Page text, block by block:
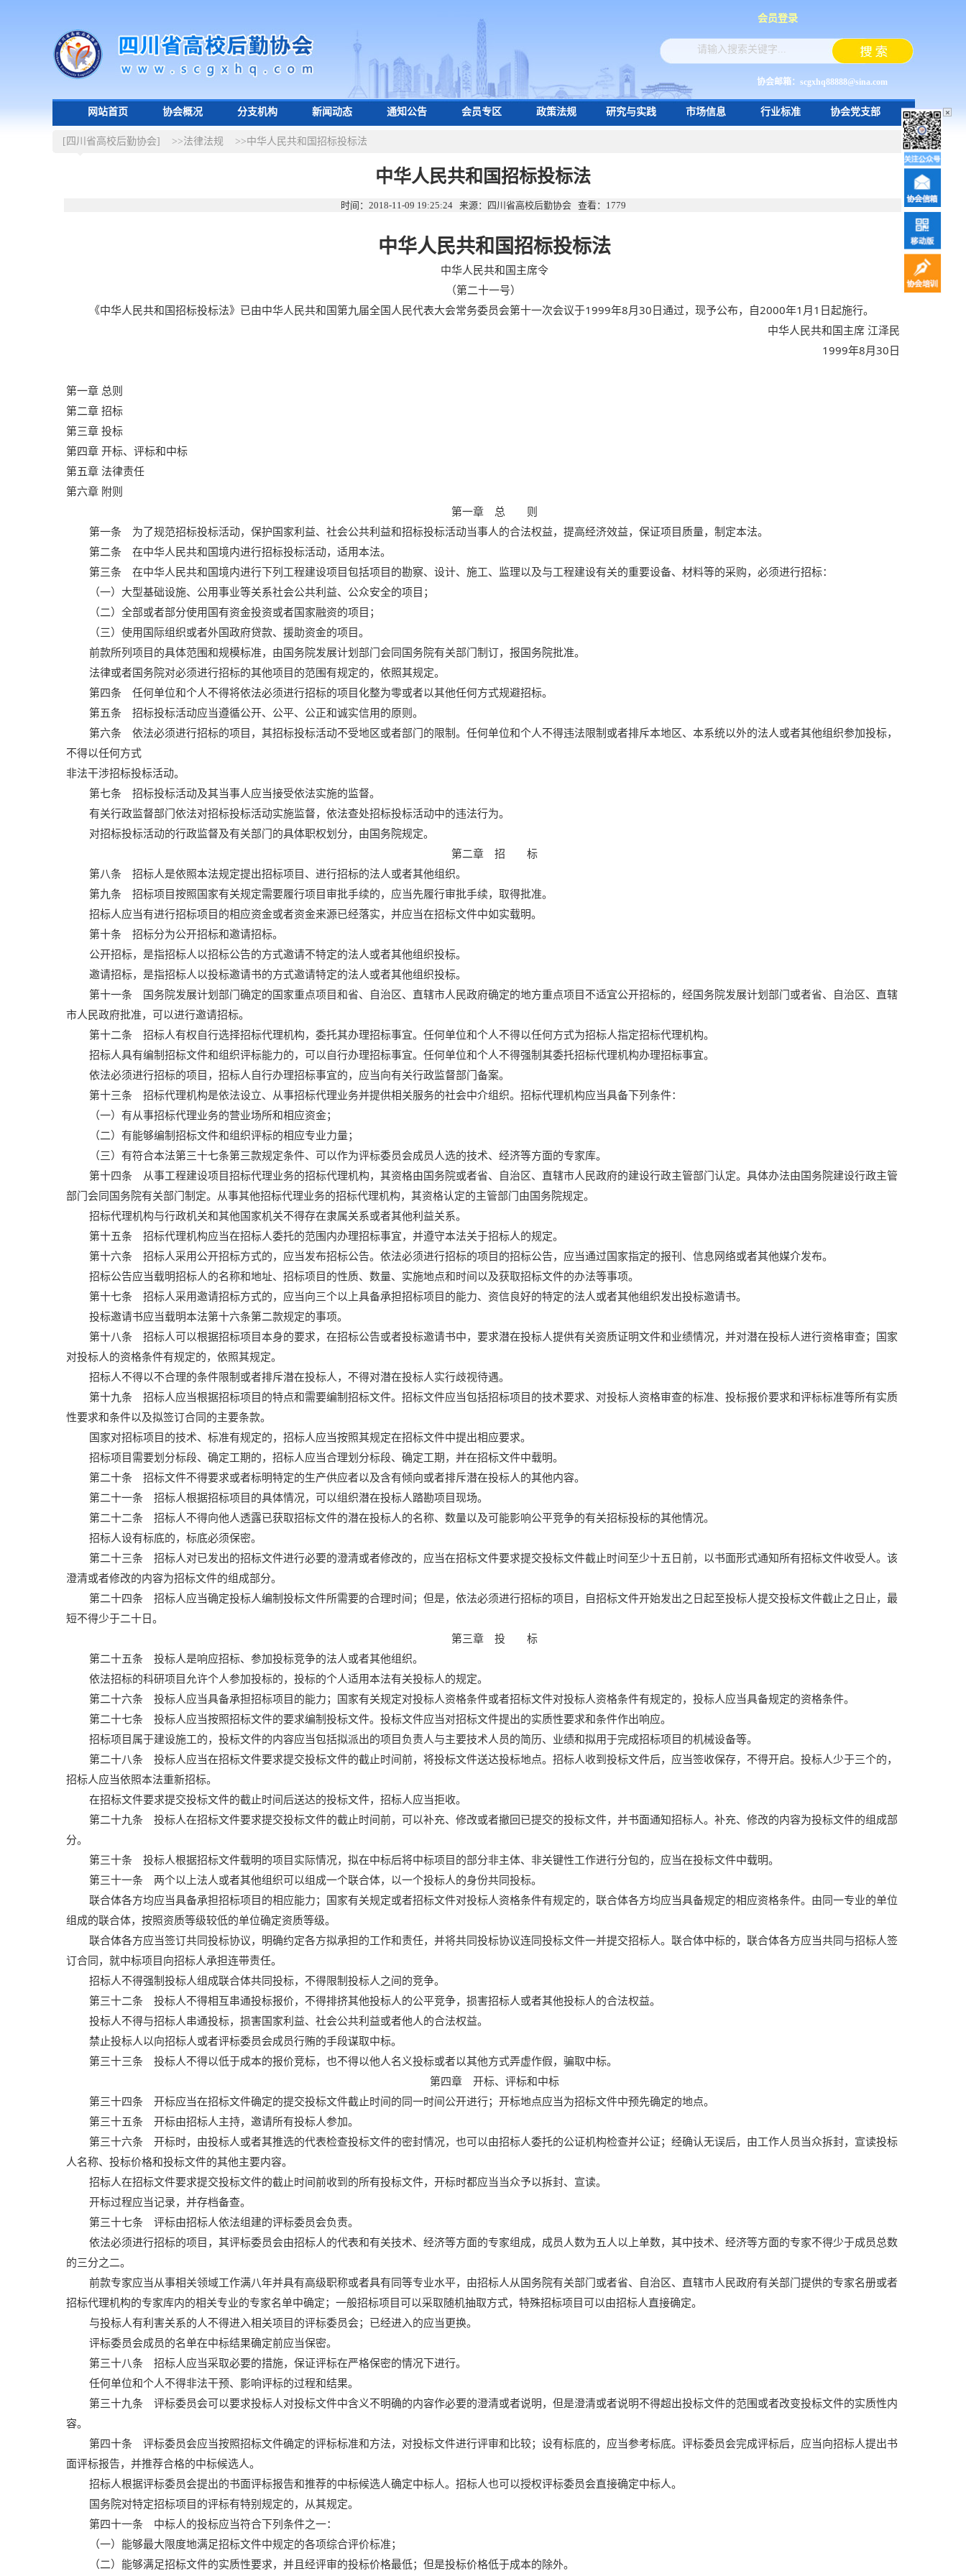
网站首页 协会概况 分支机构 新闻动态 通知公告 会员专区 政策法规 研究与实践 市场信息 行业标准 协会党支部
会员登录
协会邮箱：scgxhq88888@sina.com
[四川省高校后勤协会] >>法律法规 >>中华人民共和国招标投标法
中华人民共和国招标投标法
时间：2018-11-09 19:25:24 来源：四川省高校后勤协会 查看： 1779
中华人民共和国招标投标法
中华人民共和国主席令
（第二十一号）
《中华人民共和国招标投标法》已由中华人民共和国第九届全国人民代表大会常务委员会第十一次会议于1999年8月30日通过，现予公布，自2000年1 月1 日起施行。
中华人民共和国主席 江泽民
1999年8月30日
第一章 总则
第二章 招标
第三章 投标
第四章 开标、评标和中标
第五章 法律责任
第六章 附则
第一章 总 则
第一条 为了规范招标投标活动，保护国家利益、社会公共利益和招标投标活动当事人的合法权益，提高经济效益，保证项目质量，制定本法。
第二条 在中华人民共和国境内进行招标投标活动，适用本法。
第三条 在中华人民共和国境内进行下列工程建设项目包括项目的勘察、设计、施工、监理以及与工程建设有关的重要设备、材料等的采购，必须进行招标：
（一）大型基础设施、公用事业等关系社会公共利益、公众安全的项目；
（二）全部或者部分使用国有资金投资或者国家融资的项目；
（三）使用国际组织或者外国政府贷款、援助资金的项目。
前款所列项目的具体范围和规模标准，由国务院发展计划部门会同国务院有关部门制订，报国务院批准。
法律或者国务院对必须进行招标的其他项目的范围有规定的，依照其规定。
第四条 任何单位和个人不得将依法必须进行招标的项目化整为零或者以其他任何方式规避招标。
第五条 招标投标活动应当遵循公开、公平、公正和诚实信用的原则。
第六条 依法必须进行招标的项目，其招标投标活动不受地区或者部门的限制。任何单位和个人不得违法限制或者排斥本地区、本系统以外的法人或者其他组织参加投标，
不得以任何方式
非法干涉招标投标活动。
第七条 招标投标活动及其当事人应当接受依法实施的监督。
有关行政监督部门依法对招标投标活动实施监督，依法查处招标投标活动中的违法行为。
对招标投标活动的行政监督及有关部门的具体职权划分，由国务院规定。
第二章 招 标
第八条 招标人是依照本法规定提出招标项目、进行招标的法人或者其他组织。
第九条 招标项目按照国家有关规定需要履行项目审批手续的，应当先履行审批手续，取得批准。
招标人应当有进行招标项目的相应资金或者资金来源已经落实，并应当在招标文件中如实载明。
第十条 招标分为公开招标和邀请招标。
公开招标，是指招标人以招标公告的方式邀请不特定的法人或者其他组织投标。
邀请招标，是指招标人以投标邀请书的方式邀请特定的法人或者其他组织投标。
第十一条 国务院发展计划部门确定的国家重点项目和省、自治区、直辖市人民政府确定的地方重点项目不适宜公开招标的，经国务院发展计划部门或者省、自治区、直辖
市人民政府批准，可以进行邀请招标。
第十二条 招标人有权自行选择招标代理机构，委托其办理招标事宜。任何单位和个人不得以任何方式为招标人指定招标代理机构。
招标人具有编制招标文件和组织评标能力的，可以自行办理招标事宜。任何单位和个人不得强制其委托招标代理机构办理招标事宜。
依法必须进行招标的项目，招标人自行办理招标事宜的，应当向有关行政监督部门备案。
第十三条 招标代理机构是依法设立、从事招标代理业务并提供相关服务的社会中介组织。招标代理机构应当具备下列条件：
（一）有从事招标代理业务的营业场所和相应资金；
（二）有能够编制招标文件和组织评标的相应专业力量；
（三）有符合本法第三十七条第三款规定条件、可以作为评标委员会成员人选的技术、经济等方面的专家库。
第十四条 从事工程建设项目招标代理业务的招标代理机构，其资格由国务院或者省、自治区、直辖市人民政府的建设行政主管部门认定。具体办法由国务院建设行政主管
部门会同国务院有关部门制定。从事其他招标代理业务的招标代理机构，其资格认定的主管部门由国务院规定。
招标代理机构与行政机关和其他国家机关不得存在隶属关系或者其他利益关系。
第十五条 招标代理机构应当在招标人委托的范围内办理招标事宜，并遵守本法关于招标人的规定。
第十六条 招标人采用公开招标方式的，应当发布招标公告。依法必须进行招标的项目的招标公告，应当通过国家指定的报刊、信息网络或者其他媒介发布。
招标公告应当载明招标人的名称和地址、招标项目的性质、数量、实施地点和时间以及获取招标文件的办法等事项。
第十七条 招标人采用邀请招标方式的，应当向三个以上具备承担招标项目的能力、资信良好的特定的法人或者其他组织发出投标邀请书。
投标邀请书应当载明本法第十六条第二款规定的事项。
第十八条 招标人可以根据招标项目本身的要求，在招标公告或者投标邀请书中，要求潜在投标人提供有关资质证明文件和业绩情况，并对潜在投标人进行资格审查；国家
对投标人的资格条件有规定的，依照其规定。
招标人不得以不合理的条件限制或者排斥潜在投标人，不得对潜在投标人实行歧视待遇。
第十九条 招标人应当根据招标项目的特点和需要编制招标文件。招标文件应当包括招标项目的技术要求、对投标人资格审查的标准、投标报价要求和评标标准等所有实质
性要求和条件以及拟签订合同的主要条款。
国家对招标项目的技术、标准有规定的，招标人应当按照其规定在招标文件中提出相应要求。
招标项目需要划分标段、确定工期的，招标人应当合理划分标段、确定工期，并在招标文件中载明。
第二十条 招标文件不得要求或者标明特定的生产供应者以及含有倾向或者排斥潜在投标人的其他内容。
第二十一条 招标人根据招标项目的具体情况，可以组织潜在投标人踏勘项目现场。
第二十二条 招标人不得向他人透露已获取招标文件的潜在投标人的名称、数量以及可能影响公平竞争的有关招标投标的其他情况。
招标人设有标底的，标底必须保密。
第二十三条 招标人对已发出的招标文件进行必要的澄清或者修改的，应当在招标文件要求提交投标文件截止时间至少十五日前，以书面形式通知所有招标文件收受人。该
澄清或者修改的内容为招标文件的组成部分。
第二十四条 招标人应当确定投标人编制投标文件所需要的合理时间；但是，依法必须进行招标的项目，自招标文件开始发出之日起至投标人提交投标文件截止之日止，最
短不得少于二十日。
第三章 投 标
第二十五条 投标人是响应招标、参加投标竞争的法人或者其他组织。
依法招标的科研项目允许个人参加投标的，投标的个人适用本法有关投标人的规定。
第二十六条 投标人应当具备承担招标项目的能力；国家有关规定对投标人资格条件或者招标文件对投标人资格条件有规定的，投标人应当具备规定的资格条件。
第二十七条 投标人应当按照招标文件的要求编制投标文件。投标文件应当对招标文件提出的实质性要求和条件作出响应。
招标项目属于建设施工的，投标文件的内容应当包括拟派出的项目负责人与主要技术人员的简历、业绩和拟用于完成招标项目的机械设备等。
第二十八条 投标人应当在招标文件要求提交投标文件的截止时间前，将投标文件送达投标地点。招标人收到投标文件后，应当签收保存，不得开启。投标人少于三个的，
招标人应当依照本法重新招标。
在招标文件要求提交投标文件的截止时间后送达的投标文件，招标人应当拒收。
第二十九条 投标人在招标文件要求提交投标文件的截止时间前，可以补充、修改或者撤回已提交的投标文件，并书面通知招标人。补充、修改的内容为投标文件的组成部
分。
第三十条 投标人根据招标文件载明的项目实际情况，拟在中标后将中标项目的部分非主体、非关键性工作进行分包的，应当在投标文件中载明。
第三十一条 两个以上法人或者其他组织可以组成一个联合体，以一个投标人的身份共同投标。
联合体各方均应当具备承担招标项目的相应能力；国家有关规定或者招标文件对投标人资格条件有规定的，联合体各方均应当具备规定的相应资格条件。由同一专业的单位
组成的联合体，按照资质等级较低的单位确定资质等级。
联合体各方应当签订共同投标协议，明确约定各方拟承担的工作和责任，并将共同投标协议连同投标文件一并提交招标人。联合体中标的，联合体各方应当共同与招标人签
订合同，就中标项目向招标人承担连带责任。
招标人不得强制投标人组成联合体共同投标，不得限制投标人之间的竞争。
第三十二条 投标人不得相互串通投标报价，不得排挤其他投标人的公平竞争，损害招标人或者其他投标人的合法权益。
投标人不得与招标人串通投标，损害国家利益、社会公共利益或者他人的合法权益。
禁止投标人以向招标人或者评标委员会成员行贿的手段谋取中标。
第三十三条 投标人不得以低于成本的报价竞标，也不得以他人名义投标或者以其他方式弄虚作假，骗取中标。
第四章 开标、评标和中标
第三十四条 开标应当在招标文件确定的提交投标文件截止时间的同一时间公开进行；开标地点应当为招标文件中预先确定的地点。
第三十五条 开标由招标人主持，邀请所有投标人参加。
第三十六条 开标时，由投标人或者其推选的代表检查投标文件的密封情况，也可以由招标人委托的公证机构检查并公证；经确认无误后，由工作人员当众拆封，宣读投标
人名称、投标价格和投标文件的其他主要内容。
招标人在招标文件要求提交投标文件的截止时间前收到的所有投标文件，开标时都应当当众予以拆封、宣读。
开标过程应当记录，并存档备查。
第三十七条 评标由招标人依法组建的评标委员会负责。
依法必须进行招标的项目，其评标委员会由招标人的代表和有关技术、经济等方面的专家组成，成员人数为五人以上单数，其中技术、经济等方面的专家不得少于成员总数
的三分之二。
前款专家应当从事相关领域工作满八年并具有高级职称或者具有同等专业水平，由招标人从国务院有关部门或者省、自治区、直辖市人民政府有关部门提供的专家名册或者
招标代理机构的专家库内的相关专业的专家名单中确定；一般招标项目可以采取随机抽取方式，特殊招标项目可以由招标人直接确定。
与投标人有利害关系的人不得进入相关项目的评标委员会；已经进入的应当更换。
评标委员会成员的名单在中标结果确定前应当保密。
第三十八条 招标人应当采取必要的措施，保证评标在严格保密的情况下进行。
任何单位和个人不得非法干预、影响评标的过程和结果。
第三十九条 评标委员会可以要求投标人对投标文件中含义不明确的内容作必要的澄清或者说明，但是澄清或者说明不得超出投标文件的范围或者改变投标文件的实质性内
容。
第四十条 评标委员会应当按照招标文件确定的评标标准和方法，对投标文件进行评审和比较；设有标底的，应当参考标底。评标委员会完成评标后，应当向招标人提出书
面评标报告，并推荐合格的中标候选人。
招标人根据评标委员会提出的书面评标报告和推荐的中标候选人确定中标人。招标人也可以授权评标委员会直接确定中标人。
国务院对特定招标项目的评标有特别规定的，从其规定。
第四十一条 中标人的投标应当符合下列条件之一：
（一）能够最大限度地满足招标文件中规定的各项综合评价标准；
（二）能够满足招标文件的实质性要求，并且经评审的投标价格最低；但是投标价格低于成本的除外。
×